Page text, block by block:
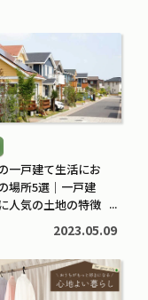
一戸建て生活にお
場所5選｜一戸建
人気の土地の特徴
2023.05.09